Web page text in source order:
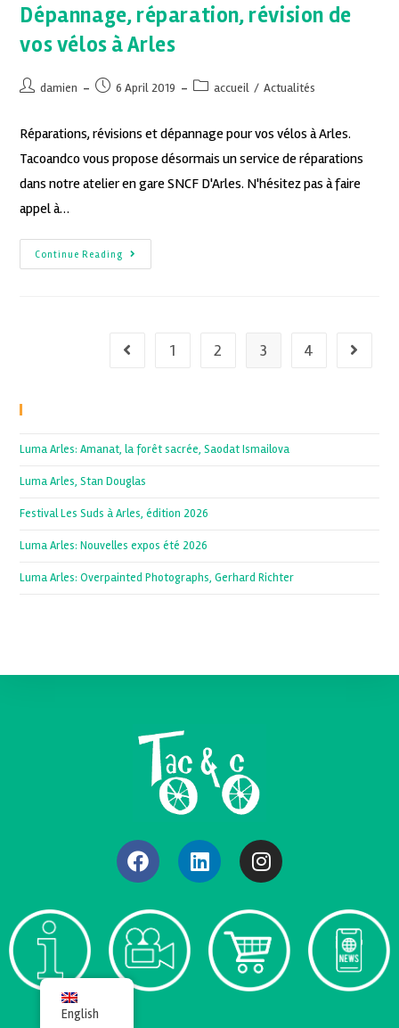
Dépannage, réparation, révision de
vos vélos à Arles
damien 6 April 2019 accueil / Actualités
Réparations, révisions et dépannage pour vos vélos à Arles.
Tacoandco vous propose désormais un service de réparations
dans notre atelier en gare SNCF D'Arles. N'hésitez pas à faire
appel à…
Continue Reading
1 2 3 4
Luma Arles: Amanat, la forêt sacrée, Saodat Ismailova
Luma Arles, Stan Douglas
Festival Les Suds à Arles, édition 2026
Luma Arles: Nouvelles expos été 2026
Luma Arles: Overpainted Photographs, Gerhard Richter
English